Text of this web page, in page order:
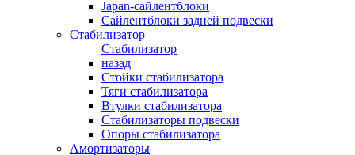
Japan-сайлентблоки
Сайлентблоки задней подвески
Стабилизатор
Стабилизатор
назад
Стойки стабилизатора
Тяги стабилизатора
Втулки стабилизатора
Стабилизаторы подвески
Опоры стабилизатора
Амортизаторы